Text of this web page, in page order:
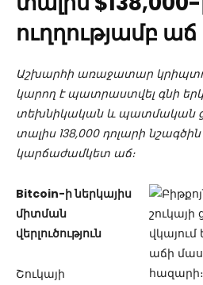
ուղղությամբ աճ
Աշխարհի առաջատար
կարող է պատրաստվել գնի
տեխնիկական և պատմական
տալիս 138,000 դոլարի
կարճաժամկետ աճ։
Bitcoin-ի ներկայիս
միտման
վերլուծություն
Շուկայի